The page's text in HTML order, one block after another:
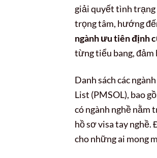
giải quyết tình trạng
trọng tâm, hướng
ngành ưu tiên định
từng tiểu bang, đảm
Danh sách các
List (PMSOL), bao
có ngành nghề nằm
hồ sơ visa tay
cho những ai mong